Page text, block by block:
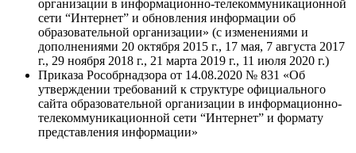
организации в информационно-телекоммуникационной
сети “Интернет” и обновления информации об
образовательной организации» (с изменениями и
дополнениями 20 октября 2015 г., 17 мая, 7 августа 2017
г., 29 ноября 2018 г., 21 марта 2019 г., 11 июля 2020 г.)
Приказа Рособрнадзора от 14.08.2020 № 831 «Об
утверждении требований к структуре официального
сайта образовательной организации в информационно-
телекоммуникационной сети “Интернет” и формату
представления информации»